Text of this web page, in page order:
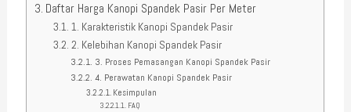
Daftar Harga Kanopi Spandek Pasir Per Meter
1. Karakteristik Kanopi Spandek Pasir
2. Kelebihan Kanopi Spandek Pasir
3. Proses Pemasangan Kanopi Spandek Pasir
4. Perawatan Kanopi Spandek Pasir
Kesimpulan
FAQ